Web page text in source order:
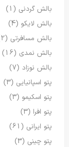
بالش گردنی (1)
بالش لایکو (4)
بالش مسافرتی (2)
بالش نمدی (16)
بالش نوزاد (7)
پتو اسپانیایی (3)
پتو اسکیمو (3)
پتو افرا (3)
پتو ایرانی (61)
پتو چینی (3)